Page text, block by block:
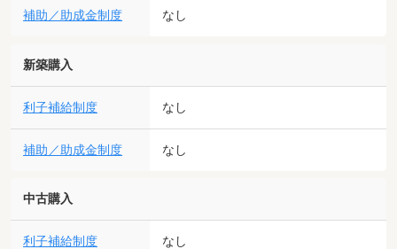
補助／助成金制度 なし
新築購入
利子補給制度 なし
補助／助成金制度 なし
中古購入
利子補給制度 なし